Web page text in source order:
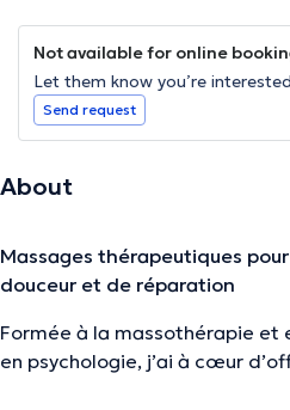
Not available for online
Let them know you’re interested
Send request
About
Massages thérapeutiques
douceur et de réparation
Formée à la massothérapie et
en psychologie, j’ai à cœur